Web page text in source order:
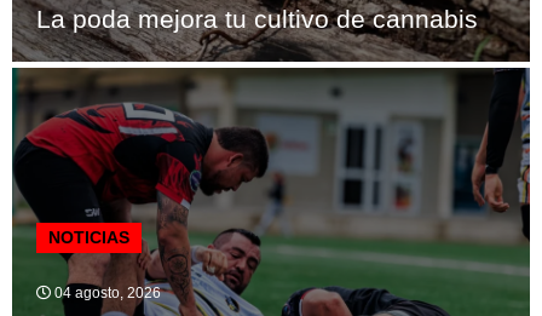
La poda mejora tu cultivo de cannabis
NOTICIAS
04 agosto, 2026